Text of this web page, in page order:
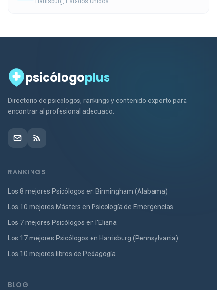
Harrisburg, Estados Unidos
psicólogoplus
Directorio de psicólogos, rankings y contenido experto para
encontrar al profesional adecuado.
RANKINGS
Los 8 mejores Psicólogos en Birmingham (Alabama)
Los 10 mejores Másters en Psicología de Emergencias
Los 7 mejores Psicólogos en l'Eliana
Los 17 mejores Psicólogos en Harrisburg (Pennsylvania)
Los 10 mejores libros de Pedagogía
BLOG